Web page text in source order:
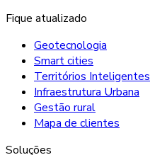
Fique atualizado
Geotecnologia
Smart cities
Territórios Inteligentes
Infraestrutura Urbana
Gestão rural
Mapa de clientes
Soluções